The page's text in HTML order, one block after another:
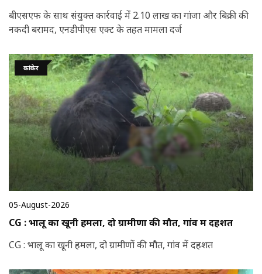
बीएसएफ के साथ संयुक्त कार्रवाई में 2.10 लाख का गांजा और बिक्री की
नकदी बरामद, एनडीपीएस एक्ट के तहत मामला दर्ज
कांकेर
05-August-2026
CG : भालू का खूनी हमला, दो ग्रामीणों की मौत, गांव में दहशत
CG : भालू का खूनी हमला, दो ग्रामीणों की मौत, गांव में दहशत